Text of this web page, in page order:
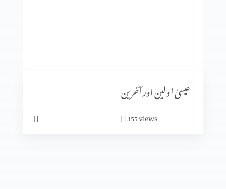
ابدی سلامتی
عیسیٰ اولین اور آخرین
355views